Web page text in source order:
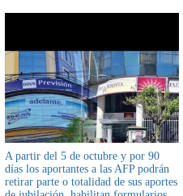
A partir del 5 de octubre y por 90
días los aportantes a las AFP podrán
retirar parte o totalidad de sus aportes